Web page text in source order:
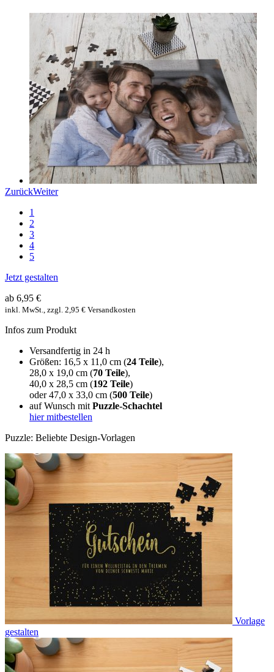
ZurückWeiter
1
2
3
4
5
Jetzt gestalten
ab 6,95 €
inkl. MwSt., zzgl. 2,95 € Versandkosten
Infos zum Produkt
Versandfertig in 24 h
Größen: 16,5 x 11,0 cm (24 Teile),
28,0 x 19,0 cm (70 Teile),
40,0 x 28,5 cm (192 Teile)
oder 47,0 x 33,0 cm (500 Teile)
auf Wunsch mit Puzzle-Schachtel
hier mitbestellen
Puzzle: Beliebte Design-Vorlagen
Vorlage
gestalten